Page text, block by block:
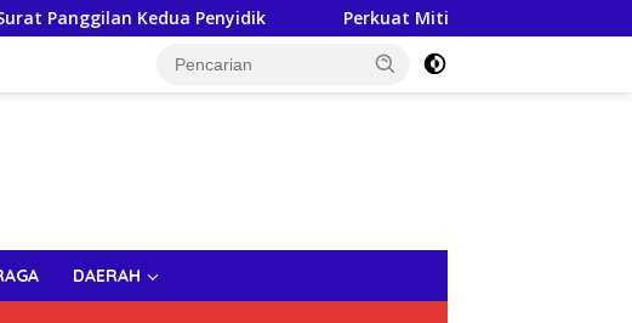
Kedua Penyidik Perkuat Mitigasi Kekeringan, Gubernur Sulsel
DAERAH